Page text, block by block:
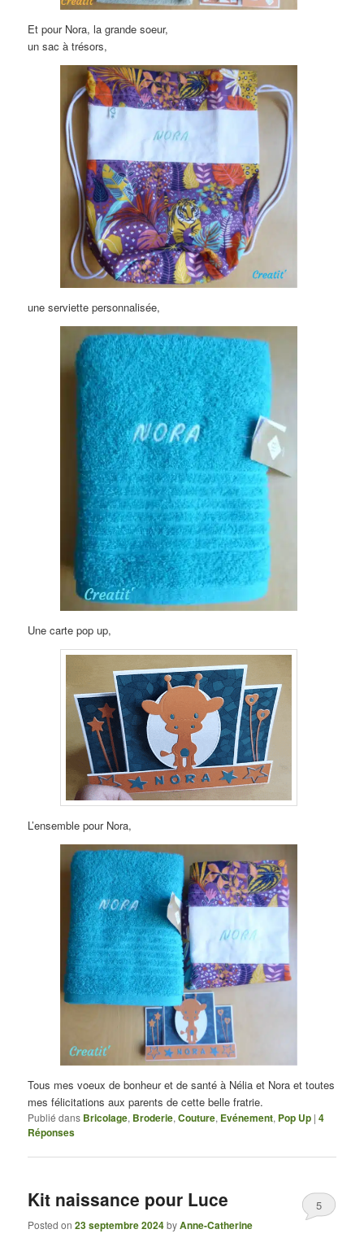
Et pour Nora, la grande soeur,
un sac à trésors,
une serviette personnalisée,
Une carte pop up,
L’ensemble pour Nora,
Tous mes voeux de bonheur et de santé à Nélia et Nora et toutes
mes félicitations aux parents de cette belle fratrie.
Publié dans Bricolage, Broderie,Couture, Evénement, Pop Up |4
Réponses
Kit naissance pour Luce
Posted on23 septembre 2024byAnne-Catherine
5